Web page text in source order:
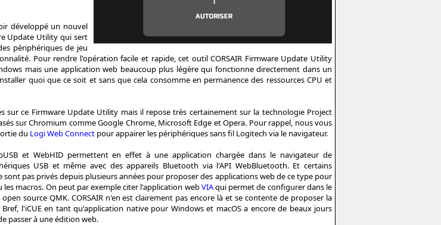
développé un nouvel
Update Utility qui sert
périphériques de jeu
Pour rendre l'opération facile et rapide, cet outil CORSAIR Firmware Update Utility
mais une application web beaucoup plus légère qui fonctionne directement dans un
quoi que ce soit et sans que cela consomme en permanence des ressources CPU et
sur ce Firmware Update Utility mais il repose très certainement sur la technologie Project
sur Chromium comme Google Chrome, Microsoft Edge et Opera. Pour rappel, nous vous
du Logi Web Connect pour appairer les périphériques sans fil Logitech via le navigateur.
et WebHID permettent en effet à une application chargée dans le navigateur de
USB et même avec des appareils Bluetooth via l'API WebBluetooth. Et certains
pas privés depuis plusieurs années pour proposer des applications web de ce type pour
macros. On peut par exemple citer l'application webVIAqui permet de configurer dans le
source QMK. CORSAIR n'en est clairement pas encore là et se contente de proposer la
l'iCUE en tant qu'application native pour Windows et macOS a encore de beaux jours
passer à une édition web.